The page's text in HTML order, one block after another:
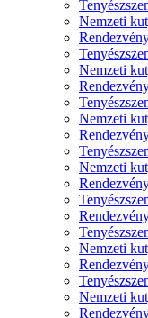
Nemzeti
Nemzeti
Nemzeti
Nemzeti
Nemzeti
Nemzeti